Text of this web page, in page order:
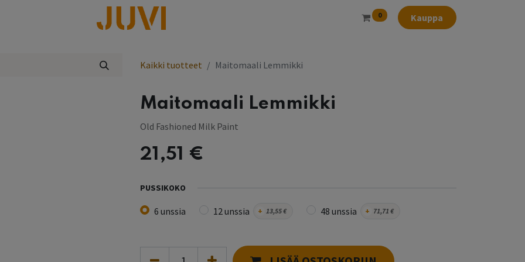
0 Kauppa
Kaikki tuotteet Maitomaali Lemmikki
Maitomaali Lemmikki
Old Fashioned Milk Paint
21,51 €
PUSSIKOKO
6 unssia 12 unssia + 13,55€ 48 unssia + 71,71 €